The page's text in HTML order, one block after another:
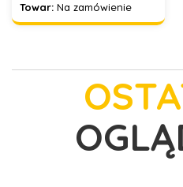
Towar: Na zamówienie